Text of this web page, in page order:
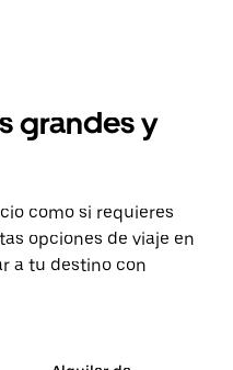
grandes y
como si requieres
opciones de viaje en
a tu destino con